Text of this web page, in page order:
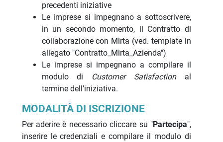
precedenti iniziative
Le imprese si impegnano a sottoscrivere,
in un secondo momento, il Contratto di
collaborazione con Mirta (ved. template in
allegato "Contratto_Mirta_Azienda")
Le imprese si impegnano a compilare il
modulo di Customer Satisfactional
termine dell’iniziativa.
MODALITÀ DI ISCRIZIONE
Per aderire è necessario cliccare su "Partecipa",
inserire le credenziali e compilare il modulo di